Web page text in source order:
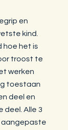
en
kind.
hoe het is
troost te
werken
toestaan
deel en
deel. Alle 3
aangepaste